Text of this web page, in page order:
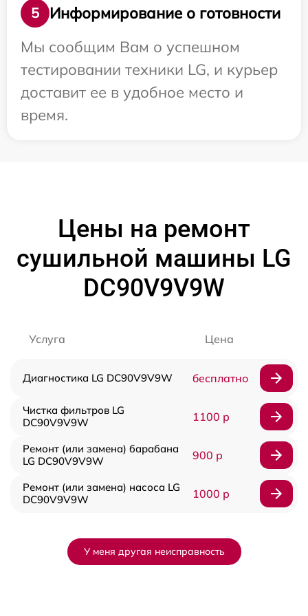
5
Информирование о готовности
Мы сообщим Вам о успешном
тестировании техники LG, и курьер
доставит ее в удобное место и
время.
Цены на ремонт
сушильной машины LG
DC90V9V9W
Услуга Цена
Диагностика LG DC90V9V9W бесплатно
Чистка фильтров LG
DC90V9V9W
1100 р
Ремонт (или замена) барабана
LG DC90V9V9W
900 р
Ремонт (или замена) насоса LG
DC90V9V9W
1000 р
У меня другая неисправность